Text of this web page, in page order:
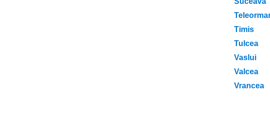
Timis
Tulcea
Vaslui
Valcea
Vrancea